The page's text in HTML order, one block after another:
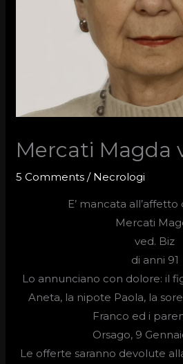
Mercati Magda
5 Comments / Necrologi
E’ mancata all’affetto
Mercati
ved. Biz
di anni 91
Lo annunciano con dolore: il
Aneta, la nipote Paola, la
Franco ed i
Orsago, 9
Le offerte saranno devolute